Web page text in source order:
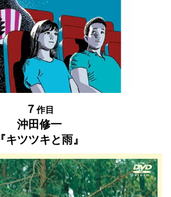
７ 作目
沖田修一
『キツツキと雨』